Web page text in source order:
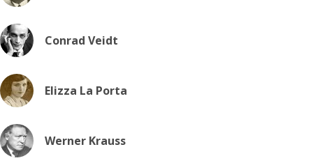
Conrad Veidt
Elizza La Porta
Werner Krauss